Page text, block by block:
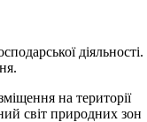
діяльності.
на території
світ природних зон